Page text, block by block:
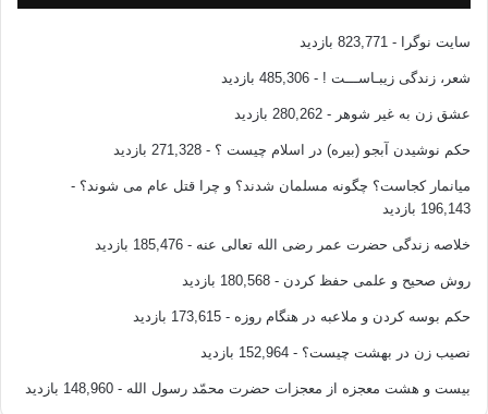
سایت نوگرا - 823,771 بازدید
شعر، زندگی زیبـاســـت ! - 485,306 بازدید
عشق زن به غیر شوهر - 280,262 بازدید
حکم نوشیدن آبجو (بیره) در اسلام چیست ؟ - 271,328 بازدید
میانمار کجاست؟ چگونه مسلمان شدند؟ و چرا قتل عام می شوند؟ -
196,143 بازدید
خلاصه زندگی حضرت عمر رضی الله تعالی عنه - 185,476 بازدید
روش صحیح و علمی حفظ کردن - 180,568 بازدید
حکم بوسه کردن و ملاعبه در هنگام روزه - 173,615 بازدید
نصیب زن در بهشت چیست؟ - 152,964 بازدید
بیست و هشت معجزه از معجزات حضرت محمّد رسول الله - 148,960 بازدید